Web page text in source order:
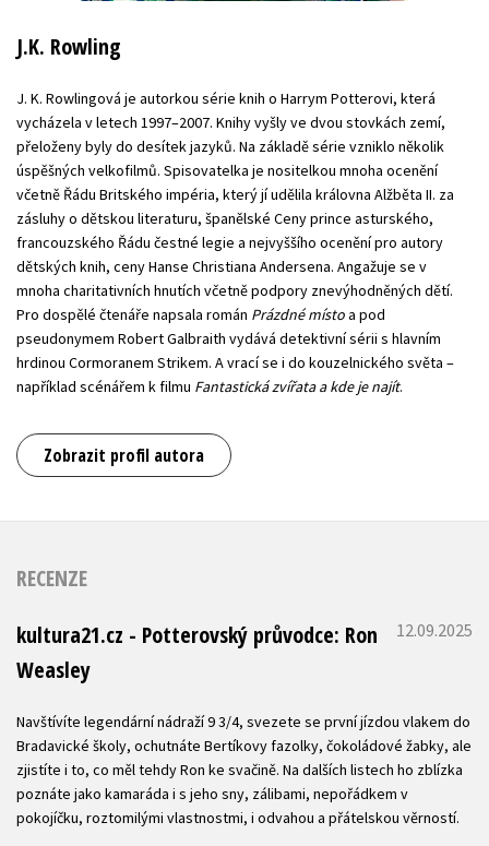
J.K. Rowling
J. K. Rowlingová je autorkou série knih o Harrym Potterovi, která
vycházela v letech 1997–2007. Knihy vyšly ve dvou stovkách zemí,
přeloženy byly do desítek jazyků. Na základě série vzniklo několik
úspěšných velkofilmů. Spisovatelka je nositelkou mnoha ocenění
včetně Řádu Britského impéria, který jí udělila královna Alžběta II. za
zásluhy o dětskou literaturu, španělské Ceny prince asturského,
francouzského Řádu čestné legie a nejvyššího ocenění pro autory
dětských knih, ceny Hanse Christiana Andersena. Angažuje se v
mnoha charitativních hnutích včetně podpory znevýhodněných dětí.
Pro dospělé čtenáře napsala román Prázdné místoa pod
pseudonymem Robert Galbraith vydává detektivní sérii s hlavním
hrdinou Cormoranem Strikem. A vrací se i do kouzelnického světa –
například scénářem k filmu Fantastická zvířata a kde je najít.
Zobrazit profil autora
RECENZE
kultura21.cz - Potterovský průvodce: Ron
Weasley
12.09.2025
Navštívíte legendární nádraží 9 3/4, svezete se první jízdou vlakem do
Bradavické školy, ochutnáte Bertíkovy fazolky, čokoládové žabky, ale
zjistíte i to, co měl tehdy Ron ke svačině. Na dalších listech ho zblízka
poznáte jako kamaráda i s jeho sny, zálibami, nepořádkem v
pokojíčku, roztomilými vlastnostmi, i odvahou a přátelskou věrností.